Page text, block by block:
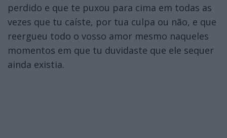
perdido e que te puxou para cima em todas as
vezes que tu caíste, por tua culpa ou não, e que
reergueu todo o vosso amor mesmo naqueles
momentos em que tu duvidaste que ele sequer
ainda existia.